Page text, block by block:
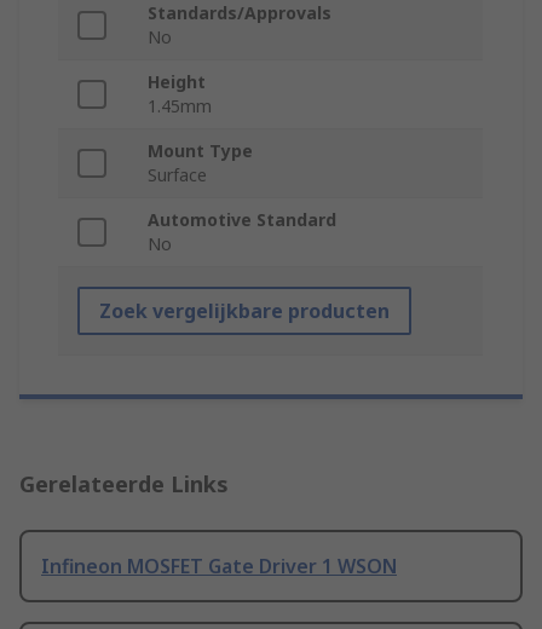
Standards/Approvals
No
Height
1.45mm
Mount Type
Surface
Automotive Standard
No
Zoek vergelijkbare producten
Gerelateerde Links
Infineon MOSFET Gate Driver 1 WSON